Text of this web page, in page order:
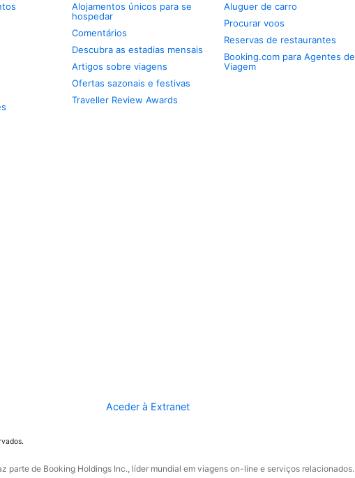
Alojamentos únicos para se
hospedar
Comentários
Descubra as estadias mensais
Artigos sobre viagens
Ofertas sazonais e festivas
Traveller Review Awards
Aluguer de carro
Procurar voos
Reservas de restaurantes
Booking.com para Agentes de
Viagem
Aceder à Extranet
parte de Booking Holdings Inc., líder mundial em viagens on-line e serviços relacionados.